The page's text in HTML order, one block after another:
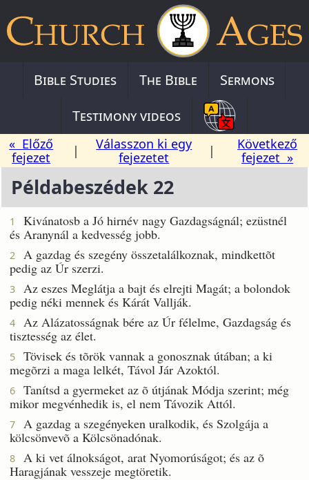
Bible Studies The Bible
Sermons
Testimony videos
« Előző
fejezet
|
Válasszon ki egy
fejezetet
|
Következő
fejezet »
Példabeszédek 22
1
Kivánatosb a Jó hirnév nagy Gazdagságnál; ezüstnél
és Aranynál a kedvesség jobb.
2
A gazdag és szegény összetalálkoznak, mindkettõt
pedig az Úr szerzi.
3
Az eszes Meglátja a bajt és elrejti Magát; a bolondok
pedig néki mennek és Kárát Vallják.
4
Az Alázatosságnak bére az Úr félelme, Gazdagság és
tisztesség az élet.
5
Tövisek és tõrök vannak a gonosznak útában; a ki
megõrzi a maga lelkét, Távol Jár Azoktól.
6
Tanítsd a gyermeket az õ útjának Módja szerint; még
mikor megvénhedik is, el nem Távozik Attól.
7
A gazdag a szegényeken uralkodik, és Szolgája a
kölcsönvevõ a Kölcsönadónak.
8
A ki vet álnokságot, arat Nyomorúságot; és az õ
Haragjának vesszeje megtöretik.